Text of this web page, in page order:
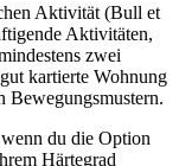
Aktivität (Bull et
Aktivitäten,
zwei
kartierte Wohnung
Bewegungsmustern.
du die Option
Härtegrad